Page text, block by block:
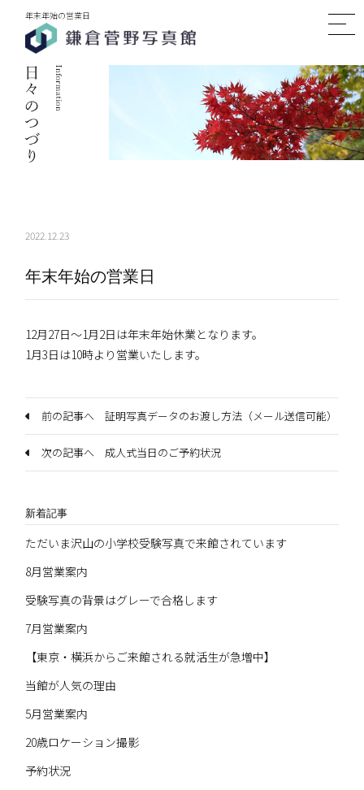
年末年始の営業日
新着記事
ただいま沢山の小学校受験写真で来館されています
8月営業案内
受験写真の背景はグレーで合格します
7月営業案内
【東京・横浜からご来館される就活生が急増中】
当館が人気の理由
5月営業案内
20歳ロケーション撮影
予約状況
2022.12.23
年末年始の営業日
12月27日〜1月2日は年末年始休業となります。
1月3日は10時より営業いたします。
前の記事へ 証明写真データのお渡し方法（メール送信可能）
次の記事へ 成人式当日のご予約状況